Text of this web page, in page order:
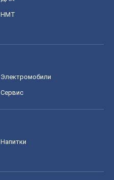
НМТ
Электромобили
Сервис
Напитки